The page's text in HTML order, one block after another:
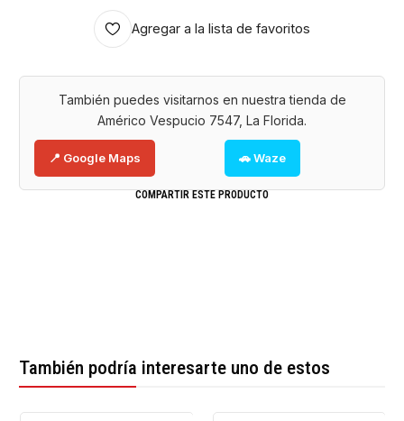
Agregar a la lista de favoritos
También puedes visitarnos en nuestra tienda de
Américo Vespucio 7547, La Florida.
📍 Google Maps 🚗 Waze
COMPARTIR ESTE PRODUCTO
También podría interesarte uno de estos